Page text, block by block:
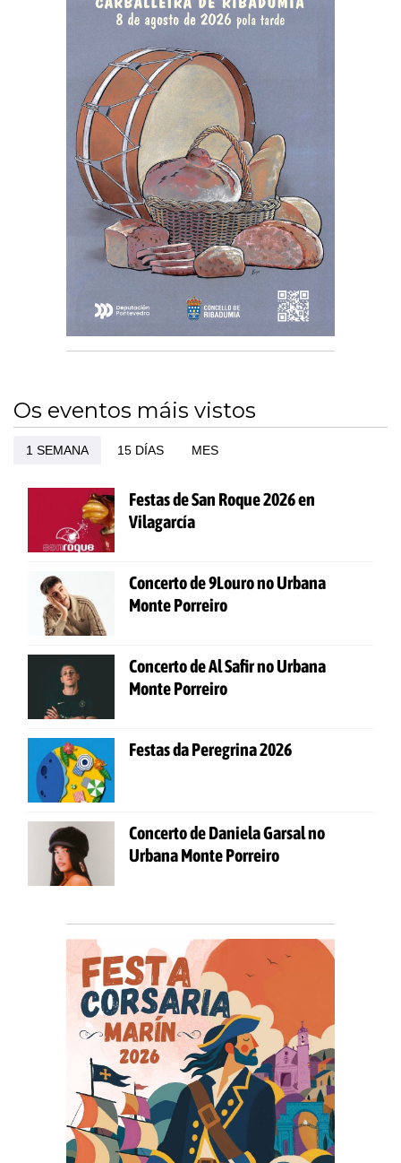
Os eventos máis vistos
1 SEMANA 15 DÍAS MES
Festas de San Roque 2026 en
Vilagarcía
Concerto de 9Louro no Urbana
Monte Porreiro
Concerto de Al Safir no Urbana
Monte Porreiro
Festas da Peregrina 2026
Concerto de Daniela Garsal no
Urbana Monte Porreiro